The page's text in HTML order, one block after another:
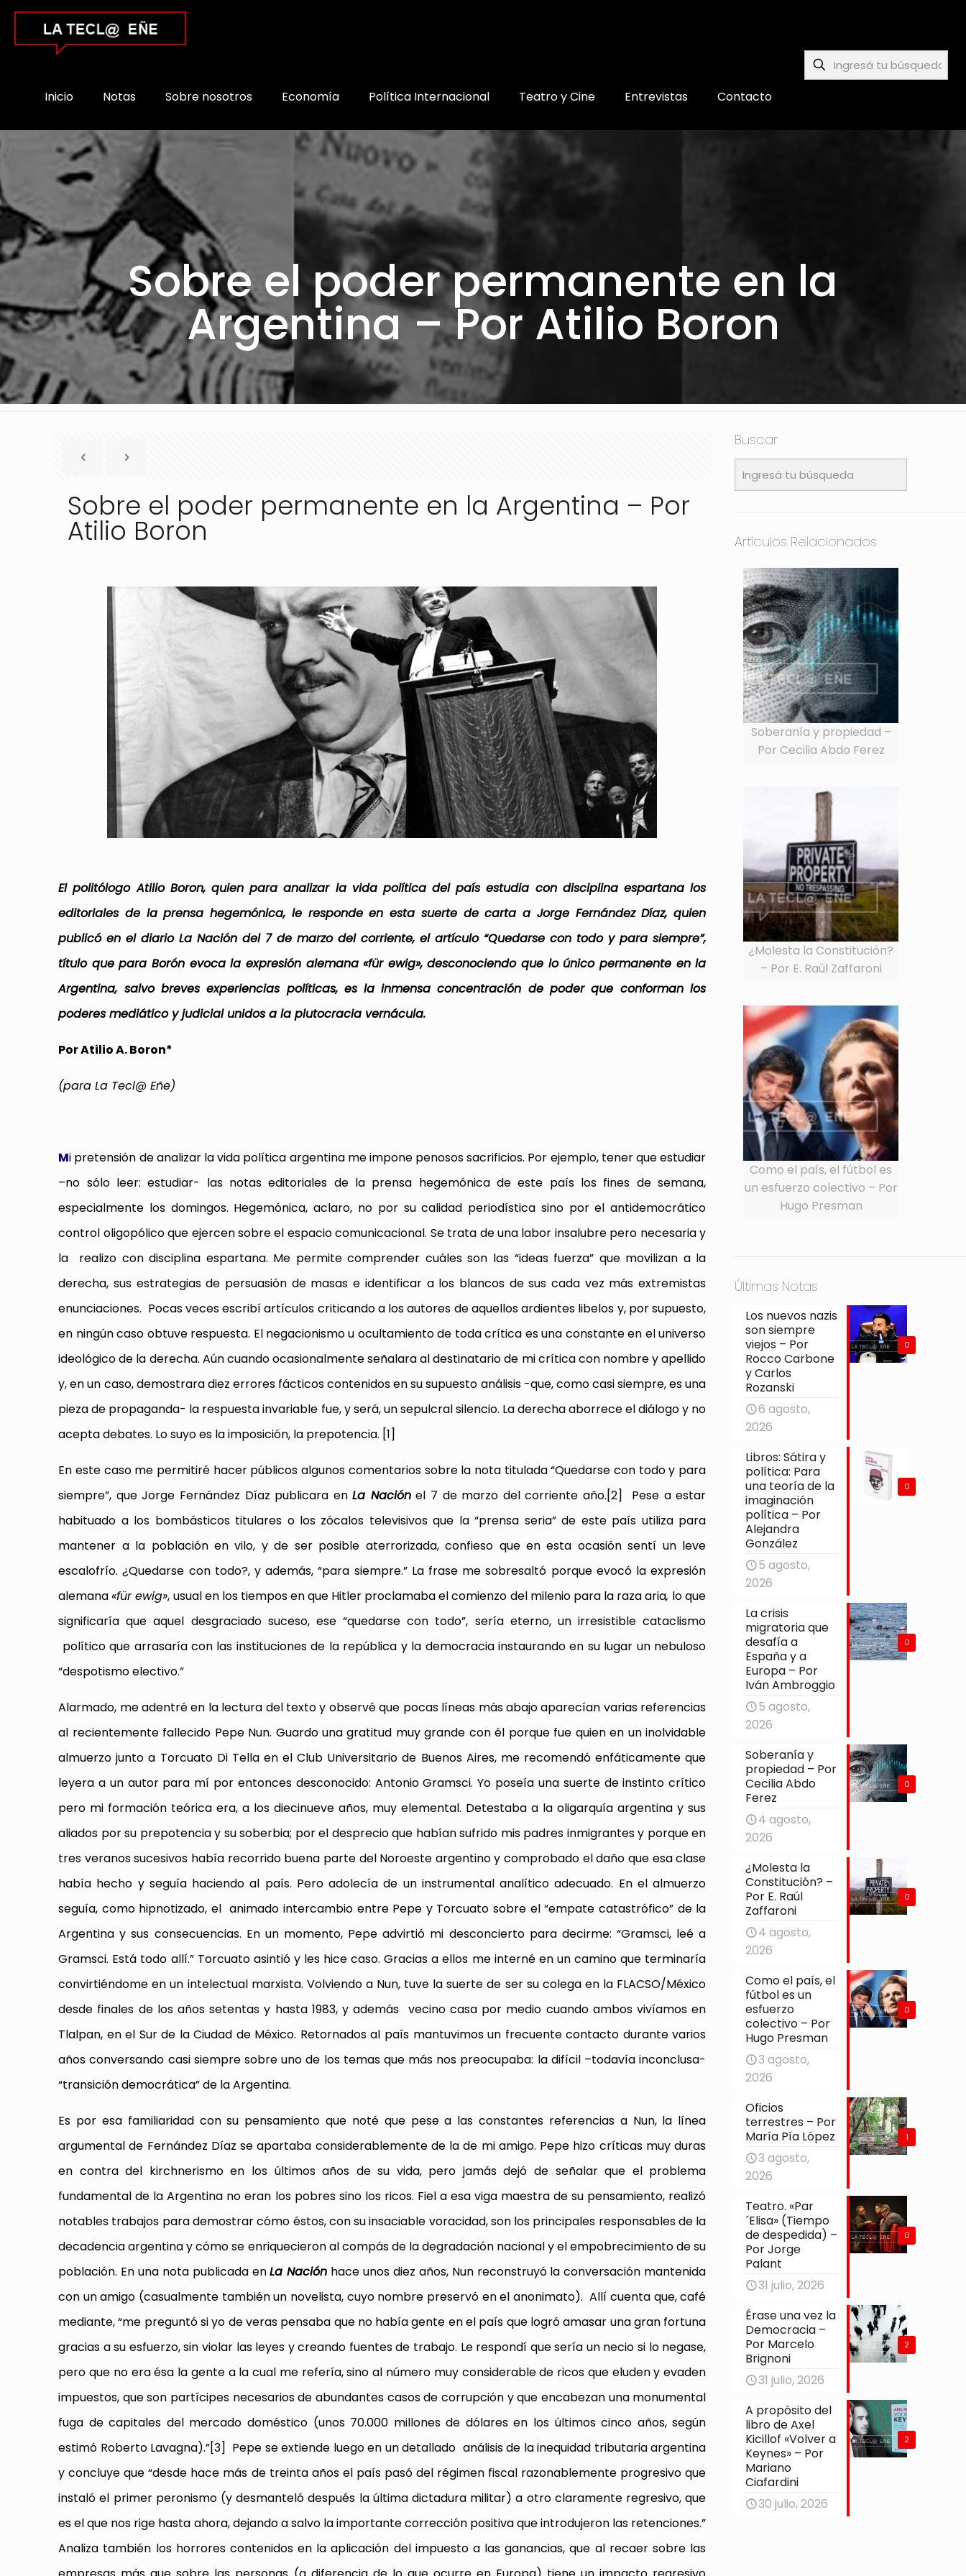
Inicio Notas Sobre nosotros Economía Política Internacional Teatro y Cine Entrevistas Contacto
Sobre el poder permanente en la
Argentina – Por Atilio Boron
Sobre el poder permanente en la Argentina – Por
Atilio Boron
El politólogo Atilio Boron, quien para analizar la vida política del país estudia con disciplina espartana los
editoriales de la prensa hegemónica, le responde en esta suerte de carta a Jorge Fernández Díaz, quien
publicó en el diario La Nación del 7 de marzo del corriente, el artículo “Quedarse con todo y para siempre”,
título que para Borón evoca la expresión alemana«für ewig», desconociendo que lo único permanente en la
Argentina, salvo breves experiencias políticas, es la inmensa concentración de poder que conforman los
poderes mediático y judicial unidos a la plutocracia vernácula.
Por Atilio A. Boron*
(para La Tecl@ Eñe)
Mi pretensión de analizar la vida política argentina me impone penosos sacrificios. Por ejemplo, tener que estudiar
–no sólo leer: estudiar- las notas editoriales de la prensa hegemónica de este país los fines de semana,
especialmente los domingos. Hegemónica, aclaro, no por su calidad periodística sino por el antidemocrático
control oligopólico que ejercen sobre el espacio comunicacional. Se trata de una labor insalubre pero necesaria y
la realizo con disciplina espartana. Me permite comprender cuáles son las “ideas fuerza” que movilizan a la
derecha, sus estrategias de persuasión de masas e identificar a los blancos de sus cada vez más extremistas
enunciaciones. Pocas veces escribí artículos criticando a los autores de aquellos ardientes libelos y, por supuesto,
en ningún caso obtuve respuesta. El negacionismo u ocultamiento de toda crítica es una constante en el universo
ideológico de la derecha. Aún cuando ocasionalmente señalara al destinatario de mi crítica con nombre y apellido
y, en un caso, demostrara diez errores fácticos contenidos en su supuesto análisis -que, como casi siempre, es una
pieza de propaganda- la respuesta invariable fue, y será, un sepulcral silencio. La derecha aborrece el diálogo y no
acepta debates. Lo suyo es la imposición, la prepotencia. [1]
En este caso me permitiré hacer públicos algunos comentarios sobre la nota titulada “Quedarse con todo y para
siempre”, que Jorge Fernández Díaz publicara enLa Naciónel 7 de marzo del corriente año.[2]
Pese a estar
habituado a los bombásticos titulares o los zócalos televisivos que la “prensa seria” de este país utiliza para
mantener a la población en vilo, y de ser posible aterrorizada, confieso que en esta ocasión sentí un leve
escalofrío. ¿Quedarse con todo?, y además, “para siempre.” La frase me sobresaltó porque evocó la expresión
alemana«für ewig», usual en los tiempos en que Hitler proclamaba el comienzo del milenio para la raza aria, lo que
significaría que aquel desgraciado suceso, ese “quedarse con todo”, sería eterno, un irresistible cataclismo
político que arrasaría con las instituciones de la república y la democracia instaurando en su lugar un nebuloso
“despotismo electivo.”
Alarmado, me adentré en la lectura del texto y observé que pocas líneas más abajo aparecían varias referencias
al recientemente fallecido Pepe Nun. Guardo una gratitud muy grande con él porque fue quien en un inolvidable
almuerzo junto a Torcuato Di Tella en el Club Universitario de Buenos Aires, me recomendó enfáticamente que
leyera a un autor para mí por entonces desconocido: Antonio Gramsci. Yo poseía una suerte de instinto crítico
pero mi formación teórica era, a los diecinueve años, muy elemental. Detestaba a la oligarquía argentina y sus
aliados por su prepotencia y su soberbia; por el desprecio que habían sufrido mis padres inmigrantes y porque en
tres veranos sucesivos había recorrido buena parte del Noroeste argentino y comprobado el daño que esa clase
había hecho y seguía haciendo al país. Pero adolecía de un instrumental analítico adecuado. En el almuerzo
seguía, como hipnotizado, el animado intercambio entre Pepe y Torcuato sobre el “empate catastrófico” de la
Argentina y sus consecuencias. En un momento, Pepe advirtió mi desconcierto para decirme: “Gramsci, leé a
Gramsci. Está todo allí.” Torcuato asintió y les hice caso. Gracias a ellos me interné en un camino que terminaría
convirtiéndome en un intelectual marxista. Volviendo a Nun, tuve la suerte de ser su colega en la FLACSO/México
desde finales de los años setentas y hasta 1983, y además vecino casa por medio cuando ambos vivíamos en
Tlalpan, en el Sur de la Ciudad de México. Retornados al país mantuvimos un frecuente contacto durante varios
años conversando casi siempre sobre uno de los temas que más nos preocupaba: la difícil –todavía inconclusa-
“transición democrática” de la Argentina.
Es por esa familiaridad con su pensamiento que noté que pese a las constantes referencias a Nun, la línea
argumental de Fernández Díaz se apartaba considerablemente de la de mi amigo. Pepe hizo críticas muy duras
en contra del kirchnerismo en los últimos años de su vida, pero jamás dejó de señalar que el problema
fundamental de la Argentina no eran los pobres sino los ricos. Fiel a esa viga maestra de su pensamiento, realizó
notables trabajos para demostrar cómo éstos, con su insaciable voracidad, son los principales responsables de la
decadencia argentina y cómo se enriquecieron al compás de la degradación nacional y el empobrecimiento de su
población. En una nota publicada enLa Nación hace unos diez años, Nun reconstruyó la conversación mantenida
con un amigo (casualmente también un novelista, cuyo nombre preservó en el anonimato). Allí cuenta que, café
mediante, “me preguntó si yo de veras pensaba que no había gente en el país que logró amasar una gran fortuna
gracias a su esfuerzo, sin violar las leyes y creando fuentes de trabajo. Le respondí que sería un necio si lo negase,
pero que no era ésa la gente a la cual me refería, sino al número muy considerable de ricos que eluden y evaden
impuestos, que son partícipes necesarios de abundantes casos de corrupción y que encabezan una monumental
fuga de capitales del mercado doméstico (unos 70.000 millones de dólares en los últimos cinco años, según
estimó Roberto Lavagna).”[3] Pepe se extiende luego en un detallado análisis de la inequidad tributaria argentina
y concluye que “desde hace más de treinta años el país pasó del régimen fiscal razonablemente progresivo que
instaló el primer peronismo (y desmanteló después la última dictadura militar) a otro claramente regresivo, que
es el que nos rige hasta ahora, dejando a salvo la importante corrección positiva que introdujeron las retenciones.”
Analiza también los horrores contenidos en la aplicación del impuesto a las ganancias, que al recaer sobre las
Buscar
Artículos Relacionados
Soberanía y propiedad –
Por Cecilia Abdo Ferez
¿Molesta la Constitución?
– Por E. Raúl Zaffaroni
Como el país, el fútbol es
un esfuerzo colectivo – Por
Hugo Presman
Últimas Notas
0
Los nuevos nazis
son siempre
viejos – Por
Rocco Carbone
y Carlos
Rozanski
6 agosto,
2026
0
Libros: Sátira y
política: Para
una teoría de la
imaginación
política – Por
Alejandra
González
5 agosto,
2026
0
La crisis
migratoria que
desafía a
España y a
Europa – Por
Iván Ambroggio
5 agosto,
2026
0
Soberanía y
propiedad – Por
Cecilia Abdo
Ferez
4 agosto,
2026
0
¿Molesta la
Constitución? –
Por E. Raúl
Zaffaroni
4 agosto,
2026
0
Como el país, el
fútbol es un
esfuerzo
colectivo – Por
Hugo Presman
3 agosto,
2026
1
Oficios
terrestres – Por
María Pía López
3 agosto,
2026
0
Teatro. «Par
´Elisa» (Tiempo
de despedida) –
Por Jorge
Palant
31 julio, 2026
2
Érase una vez la
Democracia –
Por Marcelo
Brignoni
31 julio, 2026
2
A propósito del
libro de Axel
Kicillof «Volver a
Keynes» – Por
Mariano
Ciafardini
30 julio, 2026